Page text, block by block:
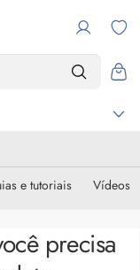
e tutoriais Vídeos
precisa